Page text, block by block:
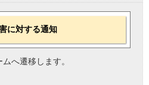
に対する通知
へ遷移します。